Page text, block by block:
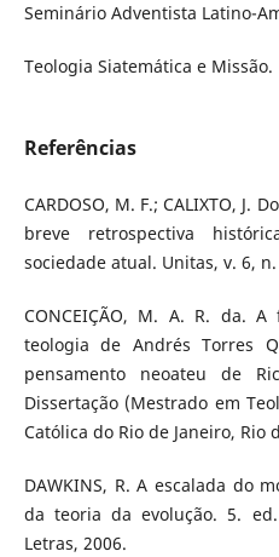
Seminário Adventista Latino-
Teologia Siatemática e Missão.
Referências
CARDOSO, M. F.; CALIXTO, J.
breve retrospectiva
sociedade atual. Unitas, v. 6,
CONCEIÇÃO, M. A. R. da.
teologia de Andrés Torres
pensamento neoateu de
Dissertação (Mestrado em
Católica do Rio de Janeiro, Rio
DAWKINS, R. A escalada do
da teoria da evolução. 5.
Letras, 2006.